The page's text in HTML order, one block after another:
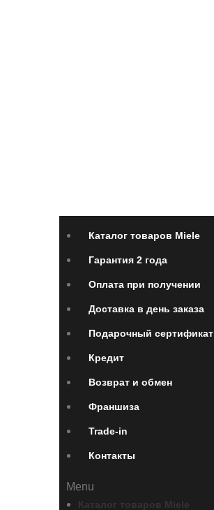
Каталог товаров Miele
Гарантия 2 года
Оплата при получении
Доставка в день заказа
Подарочный сертификат
Кредит
Возврат и обмен
Франшиза
Trade-in
Контакты
Menu
Каталог товаров Miele